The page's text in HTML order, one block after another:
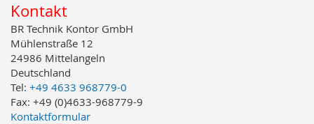
Kontakt
BR Technik Kontor GmbH
Mühlenstraße 12
24986 Mittelangeln
Deutschland
Tel: +49 4633 968779-0
Fax: +49 (0)4633-968779-9
Kontaktformular